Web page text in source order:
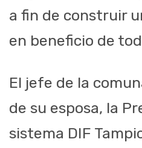
a fin de construir
en beneficio de
El jefe de la
de su esposa, la
sistema DIF